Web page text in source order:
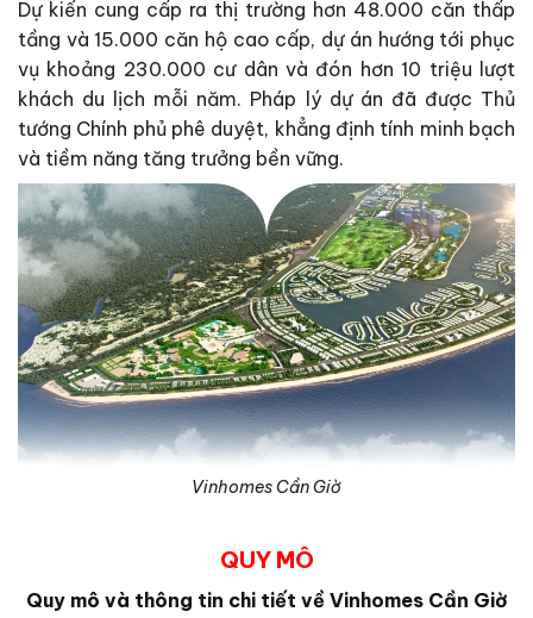
Dự kiến cung cấp ra thị trường hơn 48.000 căn thấp
tầng và 15.000 căn hộ cao cấp, dự án hướng tới phục
vụ khoảng 230.000 cư dân và đón hơn 10 triệu lượt
khách du lịch mỗi năm. Pháp lý dự án đã được Thủ
tướng Chính phủ phê duyệt, khẳng định tính minh bạch
và tiềm năng tăng trưởng bền vững.
Vinhomes Cần Giờ
QUY MÔ
Quy mô và thông tin chi tiết về Vinhomes Cần Giờ